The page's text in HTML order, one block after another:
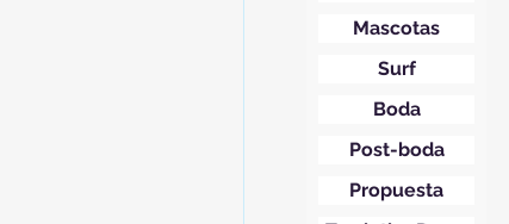
Mascotas
Surf
Boda
Post-boda
Propuesta